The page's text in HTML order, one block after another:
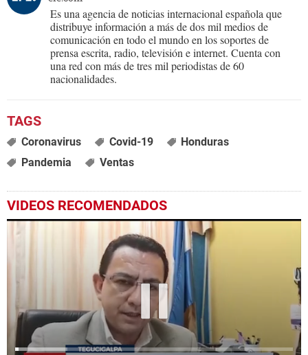
Es una agencia de noticias internacional española que
distribuye información a más de dos mil medios de
comunicación en todo el mundo en los soportes de
prensa escrita, radio, televisión e internet. Cuenta con
una red con más de tres mil periodistas de 60
nacionalidades.
Coronavirus Covid-19
Honduras
Pandemia
Ventas
VIDEOS RECOMENDADOS